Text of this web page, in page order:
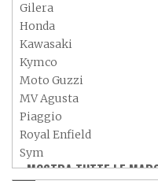
Gilera
Honda
Kawasaki
Kymco
Moto Guzzi
MV Agusta
Piaggio
Royal Enfield
Sym
Vespa
MOSTRA TUTTE LE